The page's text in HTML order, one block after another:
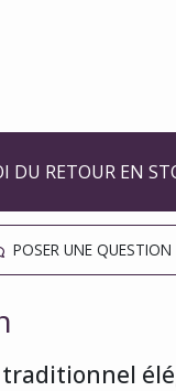
DU RETOUR EN
POSER UNE QUESTION
traditionnel